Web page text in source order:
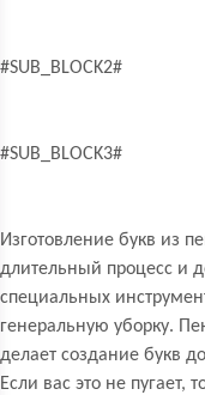
#SUB_BLOCK2#
#SUB_BLOCK3#
Изготовление букв из
длительный процесс и
специальных
генеральную уборку.
делает создание букв
Если вас это не пугает,